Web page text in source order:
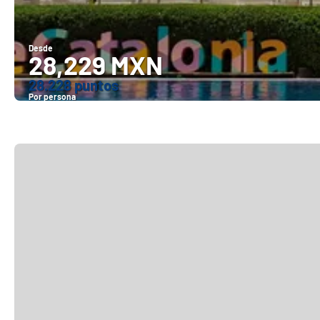
Desde
28,229 MXN
28.228 puntos
Por persona